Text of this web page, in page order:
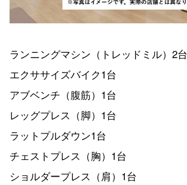
ランニングマシン（トレッドミル）2台
エクササイズバイク1台
アブベンチ（腹筋）1台
レッグプレス（脚）1台
ラットプルダウン1台
チェストプレス（胸）1台
ショルダープレス（肩）1台